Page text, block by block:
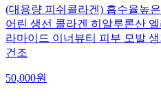
(대용량 피쉬콜라겐) 흡수율높
어린 생선 콜라겐 히알루론산
라마이드 이너뷰티 피부 모발
건조
50,000원